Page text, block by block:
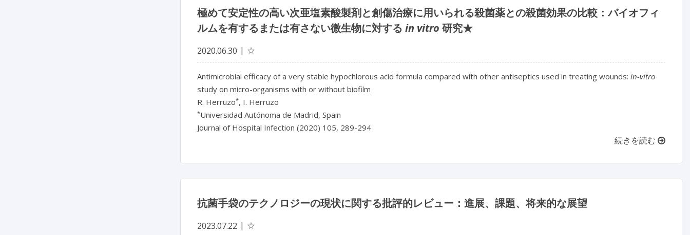
極めて安定性の高い次亜塩素酸製剤と創傷治療に用いられる殺菌薬との殺菌効果の比較：バイオフィ
ルムを有するまたは有さない微生物に対する in vitro 研究★
2020.06.30 ☆
Antimicrobial efficacy of a very stable hypochlorous acid formula compared with other antiseptics used in treating wounds: in-vitro
study on micro-organisms with or without biofilm
R. Herruzo*, I. Herruzo
*Universidad Autónoma de Madrid, Spain
Journal of Hospital Infection (2020) 105, 289-294
続きを読む
抗菌手袋のテクノロジーの現状に関する批評的レビュー：進展、課題、将来的な展望
2023.07.22 ☆